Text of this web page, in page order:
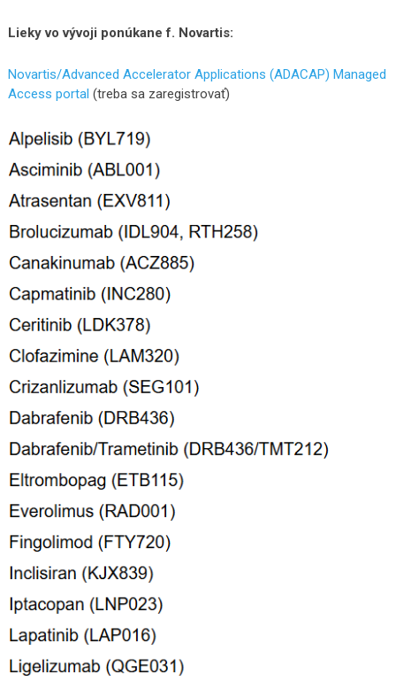
Lieky vo vývoji ponúkane f. Novartis:
Novartis/Advanced Accelerator Applications (ADACAP) Managed
Access portal (treba sa zaregistrovať)